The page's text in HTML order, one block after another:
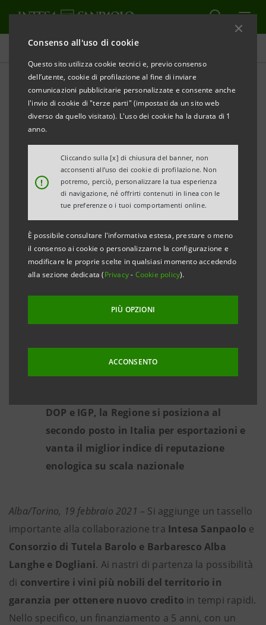
Consenso all'uso di cookie
Questo sito utilizza cookie tecnici e, previo consenso
dell’utente, cookie di profilazione al fine di inviare
comunicazioni pubblicitarie personalizzate e consente anche
l'invio di cookie di "terze parti" (impostati da un sito web
diverso da quello visitato). L'uso dei cookie ha la durata di 1
anno.
!
Cliccando sulla [x] di chiusura del banner, non
acconsenti all’uso dei cookie di profilazione. Non
potremo, perciò, personalizzare la tua esperienza
di navigazione, né offrirti contenuti in linea con le
tue preferenze o i tuoi comportamenti online.
È possibile consultare l'informativa estesa, prestare o meno
il consenso ai cookie o personalizzarne la configurazione e
modificare le proprie scelte in qualsiasi momento accedendo
alla sezione dedicata (Privacy- Cookie policy).
PIÙ OPZIONI
ACCONSENTO
Comunicati stampa
STAMPA AGGIORNA
SI AMPLIA LA COLLABORAZIONE TRA INTESA
SANPAOLO
BARBARESCO ALBA LANGHE E DOGLIANI
LA NOVITA’ PER I PRODUTTORI: SMOBILIZZARE I
VINI DA INVECCHIAMENTO
PER GARANTIRSI NUOVO CREDITO
Il decreto “Cura Italia” ha aperto la strada
del pegno rotativo, che Intesa Sanpaolo e
Consorzio hanno trasformato in una
Liguria stanzia un plafond di 50 milioni di
DOP e IGP, la Regione si posiziona al
secondo posto in Italia per esportazioni e
vanta il miglior indice di reputazione
enologica su scala nazionale
Alba/Torino, 19 febbraio 2021 – Si aggiunge un tassello
importante alla collaborazione tra Intesa Sanpaolo e
Consorzio di Tutela Barolo e Barbaresco Alba
Langhe e Dogliani. Ai nastri di partenza la possibilità
di convertire i vini più nobili del territorio in
garanzia per ottenere nuovo credito in tempi rapidi.
Nello specifico, un finanziamento a 5 anni, con un